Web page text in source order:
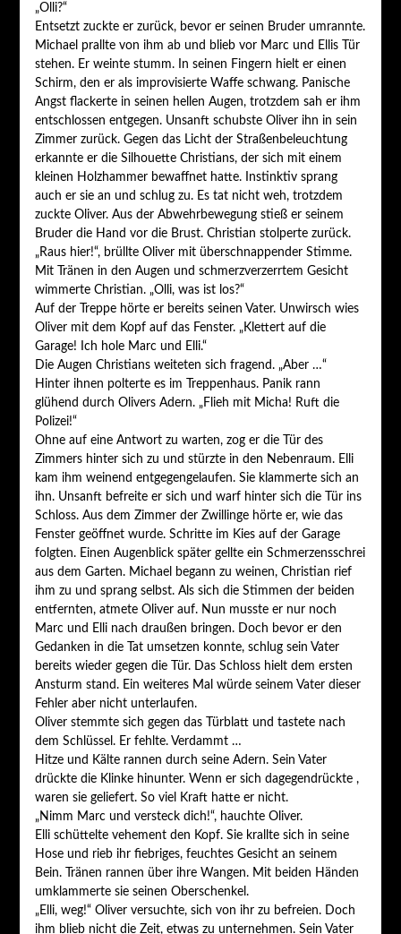
„Olli?“
Entsetzt zuckte er zurück, bevor er seinen Bruder umrannte.
Michael prallte von ihm ab und blieb vor Marc und Ellis Tür
stehen. Er weinte stumm. In seinen Fingern hielt er einen
Schirm, den er als improvisierte Waffe schwang. Panische
Angst flackerte in seinen hellen Augen, trotzdem sah er ihm
entschlossen entgegen. Unsanft schubste Oliver ihn in sein
Zimmer zurück. Gegen das Licht der Straßenbeleuchtung
erkannte er die Silhouette Christians, der sich mit einem
kleinen Holzhammer bewaffnet hatte. Instinktiv sprang
auch er sie an und schlug zu. Es tat nicht weh, trotzdem
zuckte Oliver. Aus der Abwehrbewegung stieß er seinem
Bruder die Hand vor die Brust. Christian stolperte zurück.
„Raus hier!“, brüllte Oliver mit überschnappender Stimme.
Mit Tränen in den Augen und schmerzverzerrtem Gesicht
wimmerte Christian. „Olli, was ist los?“
Auf der Treppe hörte er bereits seinen Vater. Unwirsch wies
Oliver mit dem Kopf auf das Fenster. „Klettert auf die
Garage! Ich hole Marc und Elli.“
Die Augen Christians weiteten sich fragend. „Aber …“
Hinter ihnen polterte es im Treppenhaus. Panik rann
glühend durch Olivers Adern. „Flieh mit Micha! Ruft die
Polizei!“
Ohne auf eine Antwort zu warten, zog er die Tür des
Zimmers hinter sich zu und stürzte in den Nebenraum. Elli
kam ihm weinend entgegengelaufen. Sie klammerte sich an
ihn. Unsanft befreite er sich und warf hinter sich die Tür ins
Schloss. Aus dem Zimmer der Zwillinge hörte er, wie das
Fenster geöffnet wurde. Schritte im Kies auf der Garage
folgten. Einen Augenblick später gellte ein Schmerzensschrei
aus dem Garten. Michael begann zu weinen, Christian rief
ihm zu und sprang selbst. Als sich die Stimmen der beiden
entfernten, atmete Oliver auf. Nun musste er nur noch
Marc und Elli nach draußen bringen. Doch bevor er den
Gedanken in die Tat umsetzen konnte, schlug sein Vater
bereits wieder gegen die Tür. Das Schloss hielt dem ersten
Ansturm stand. Ein weiteres Mal würde seinem Vater dieser
Fehler aber nicht unterlaufen.
Oliver stemmte sich gegen das Türblatt und tastete nach
dem Schlüssel. Er fehlte. Verdammt …
Hitze und Kälte rannen durch seine Adern. Sein Vater
drückte die Klinke hinunter. Wenn er sich dagegendrückte ,
waren sie geliefert. So viel Kraft hatte er nicht.
„Nimm Marc und versteck dich!“, hauchte Oliver.
Elli schüttelte vehement den Kopf. Sie krallte sich in seine
Hose und rieb ihr fiebriges, feuchtes Gesicht an seinem
Bein. Tränen rannen über ihre Wangen. Mit beiden Händen
umklammerte sie seinen Oberschenkel.
„Elli, weg!“ Oliver versuchte, sich von ihr zu befreien. Doch
ihm blieb nicht die Zeit, etwas zu unternehmen. Sein Vater